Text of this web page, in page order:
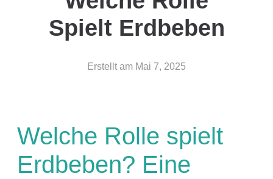
Spielt Erdbeben
Erstellt am Mai 7, 2025
Welche Rolle spielt
Erdbeben? Eine